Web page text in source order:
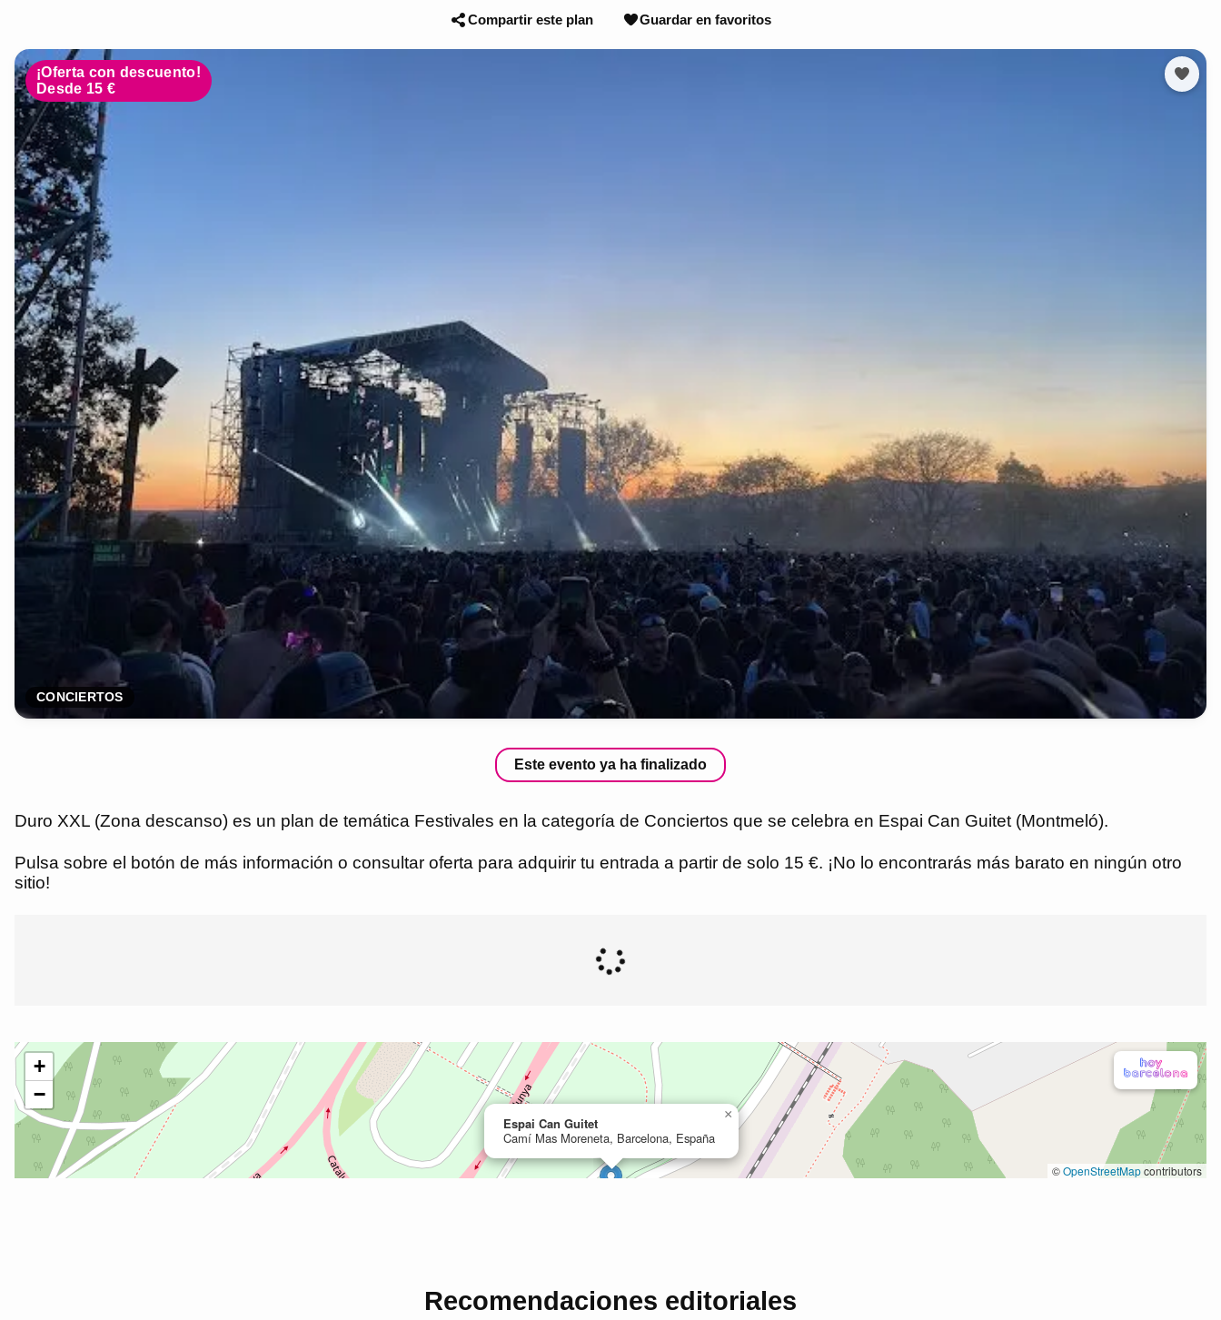
Compartir este plan Guardar en favoritos
¡Oferta con descuento!
Desde 15 €
CONCIERTOS
Este evento ya ha finalizado
Duro XXL (Zona descanso) es un plan de temática Festivales en la categoría de Conciertos que se celebra en Espai Can Guitet (Montmeló).
Pulsa sobre el botón de más información o consultar oferta para adquirir tu entrada a partir de solo 15 €. ¡No lo encontrarás más barato en ningún otro
sitio!
Recomendaciones editoriales